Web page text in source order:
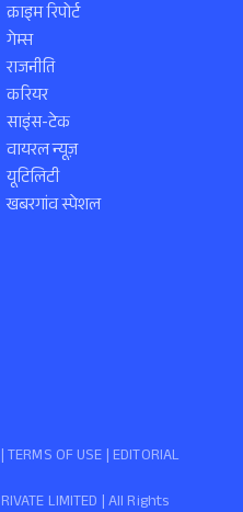
क्राइम रिपोर्ट
गेम्स
राजनीति
करियर
साइंस-टेक
वायरल न्यूज़
यूटिलिटी
खबरगांव स्पेशल
LIMITED | All Rights
|TERMS OF USE | EDITORIAL